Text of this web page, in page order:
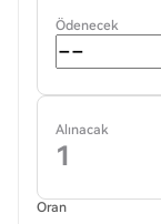
Ödenecek
Alınacak
Oran